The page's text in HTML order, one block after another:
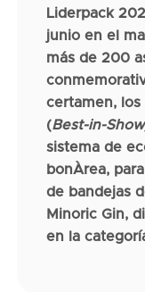
Liderpack
junio en el
más de 200
certamen,
(Best-in-
sistema de
bonÀrea,
de bandejas
Minoric Gin,
en la